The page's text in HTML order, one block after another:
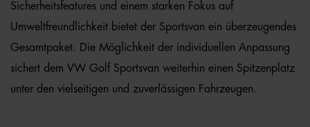
Sicherheitsfeatures und einem starken Fokus auf
Umweltfreundlichkeit bietet der Sportsvan ein überzeugendes
Gesamtpaket. Die Möglichkeit der individuellen Anpassung
sichert dem VW Golf Sportsvan weiterhin einen Spitzenplatz
unter den vielseitigen und zuverlässigen Fahrzeugen.